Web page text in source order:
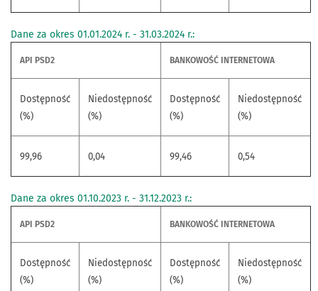
Dane za okres 01.01.2024 r. - 31.03.2024 r.:
API PSD2 BANKOWOŚĆ INTERNETOWA
Dostępność
(%)
Niedostępność
(%)
Dostępność
(%)
Niedostępność
(%)
99,96 0,04 99,46 0,54
Dane za okres 01.10.2023 r. - 31.12.2023 r.:
API PSD2 BANKOWOŚĆ INTERNETOWA
Dostępność
(%)
Niedostępność
(%)
Dostępność
(%)
Niedostępność
(%)